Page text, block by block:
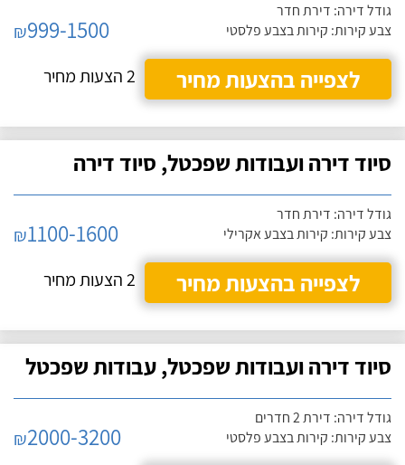
גודל דירה: דירת חדר
צבע קירות: קירות בצבע פלסטי
₪999-1500
לצפייה בהצעות מחיר
2 הצעות מחיר
סיוד דירה ועבודות שפכטל, סיוד דירה
גודל דירה: דירת חדר
צבע קירות: קירות בצבע אקרילי
₪1100-1600
לצפייה בהצעות מחיר
2 הצעות מחיר
סיוד דירה ועבודות שפכטל, עבודות שפכטל
גודל דירה: דירת 2 חדרים
צבע קירות: קירות בצבע פלסטי
₪2000-3200